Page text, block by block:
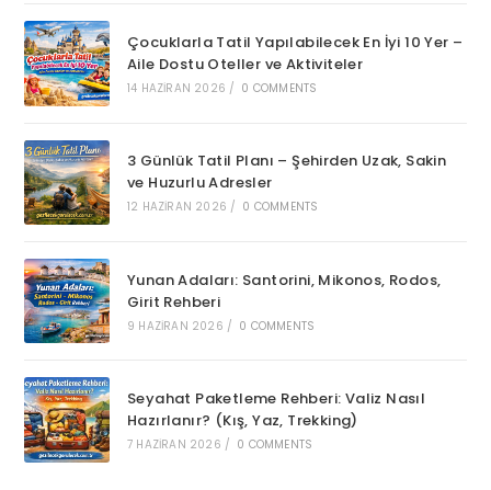
Çocuklarla Tatil Yapılabilecek En İyi 10 Yer –
Aile Dostu Oteller ve Aktiviteler
14 HAZIRAN 2026 / 0 COMMENTS
3 Günlük Tatil Planı – Şehirden Uzak, Sakin
ve Huzurlu Adresler
12 HAZIRAN 2026 / 0 COMMENTS
Yunan Adaları: Santorini, Mikonos, Rodos,
Girit Rehberi
9 HAZIRAN 2026 / 0 COMMENTS
Seyahat Paketleme Rehberi: Valiz Nasıl
Hazırlanır? (Kış, Yaz, Trekking)
7 HAZIRAN 2026 / 0 COMMENTS